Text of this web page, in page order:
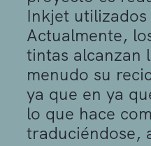
Inkjet
Actualmente,
tintas alcanzan
menudo su
ya que en ya
lo que hace
traduciéndose,